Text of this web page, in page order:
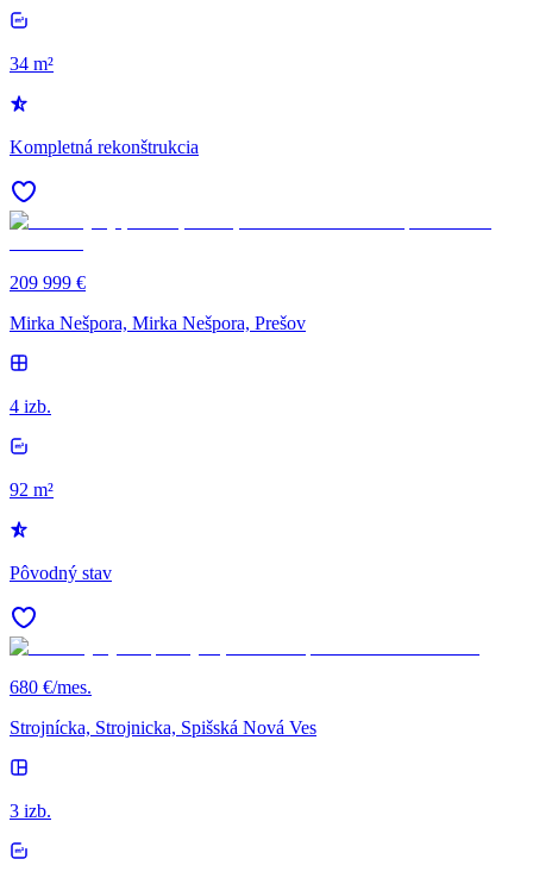
34 m²
Kompletná rekonštrukcia
209 999 €
Mirka Nešpora, Mirka Nešpora, Prešov
4 izb.
92 m²
Pôvodný stav
680 €/mes.
Strojnícka, Strojnicka, Spišská Nová Ves
3 izb.